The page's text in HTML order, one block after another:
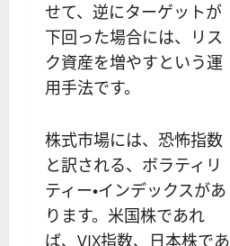
せて、逆にターゲットが
下回った場合には、リス
ク資産を増やすという運
用手法です。
株式市場には、恐怖指数
と訳される、ボラティリ
ティー・インデックスがあ
ります。米国株であれ
ば、VIX指数、日本株であ